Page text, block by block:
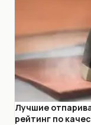
Лучшие
рейтинг по